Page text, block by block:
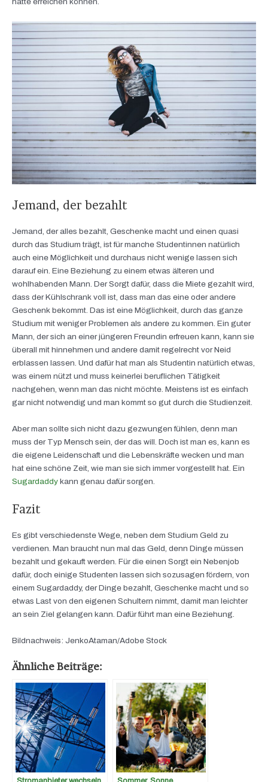
Jemand, der bezahlt
Jemand, der alles bezahlt, Geschenke macht und einen quasi
durch das Studium trägt, ist für manche Studentinnen natürlich
auch eine Möglichkeit und durchaus nicht wenige lassen sich
darauf ein. Eine Beziehung zu einem etwas älteren und
wohlhabenden Mann. Der Sorgt dafür, dass die Miete gezahlt wird,
dass der Kühlschrank voll ist, dass man das eine oder andere
Geschenk bekommt. Das ist eine Möglichkeit, durch das ganze
Studium mit weniger Problemen als andere zu kommen. Ein guter
Mann, der sich an einer jüngeren Freundin erfreuen kann, kann sie
überall mit hinnehmen und andere damit regelrecht vor Neid
erblassen lassen. Und dafür hat man als Studentin natürlich etwas,
was einem nützt und muss keinerlei beruflichen Tätigkeit
nachgehen, wenn man das nicht möchte. Meistens ist es einfach
gar nicht notwendig und man kommt so gut durch die Studienzeit.
Aber man sollte sich nicht dazu gezwungen fühlen, denn man
muss der Typ Mensch sein, der das will. Doch ist man es, kann es
die eigene Leidenschaft und die Lebenskräfte wecken und man
hat eine schöne Zeit, wie man sie sich immer vorgestellt hat. Ein
Sugardaddy kann genau dafür sorgen.
Fazit
Es gibt verschiedenste Wege, neben dem Studium Geld zu
verdienen. Man braucht nun mal das Geld, denn Dinge müssen
bezahlt und gekauft werden. Für die einen Sorgt ein Nebenjob
dafür, doch einige Studenten lassen sich sozusagen fördern, von
einem Sugardaddy, der Dinge bezahlt, Geschenke macht und so
etwas Last von den eigenen Schultern nimmt, damit man leichter
an sein Ziel gelangen kann. Dafür führt man eine Beziehung.
Bildnachweis: JenkoAtaman/Adobe Stock
Ähnliche Beiträge: